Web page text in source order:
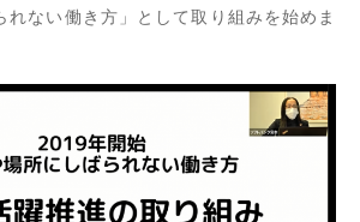
れない働き方」として取り組みを始めま